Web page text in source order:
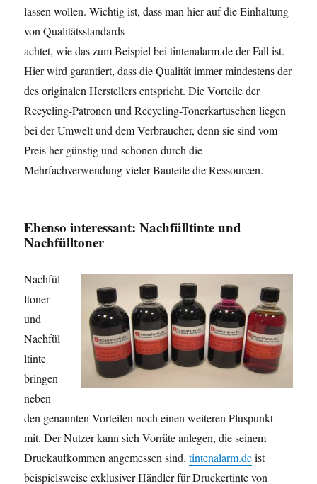
lassen wollen. Wichtig ist, dass man hier auf die Einhaltung
von Qualitätsstandards
achtet, wie das zum Beispiel bei tintenalarm.de der Fall ist.
Hier wird garantiert, dass die Qualität immer mindestens der
des originalen Herstellers entspricht. Die Vorteile der
Recycling-Patronen und Recycling-Tonerkartuschen liegen
bei der Umwelt und dem Verbraucher, denn sie sind vom
Preis her günstig und schonen durch die
Mehrfachverwendung vieler Bauteile die Ressourcen.
Ebenso interessant: Nachfülltinte und
Nachfülltoner
Nachfül
ltoner
und
Nachfül
ltinte
bringen
neben
den genannten Vorteilen noch einen weiteren Pluspunkt
mit. Der Nutzer kann sich Vorräte anlegen, die seinem
Druckaufkommen angemessen sind.tintenalarm.deist
beispielsweise exklusiver Händler für Druckertinte von